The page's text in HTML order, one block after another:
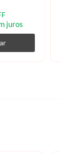
juros